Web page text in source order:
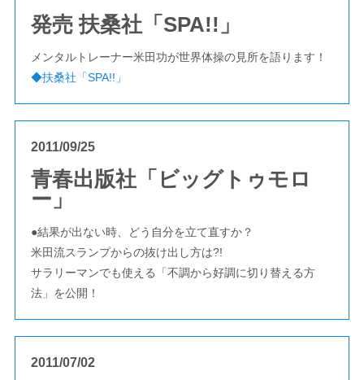
発売 扶桑社「SPA!!」
メンタルトレーナー米田功が世界体操の見所を語ります！
◆扶桑社「SPA!!」
2011/09/25
青春出版社「ビッグトゥモロ
ー」
●結果が出ない時、どう自分を立て直すか？
米田流スランプからの抜け出し方は?!
サラリーマンでも使える「不調から好調に切り替える方
法」を公開！
2011/07/02